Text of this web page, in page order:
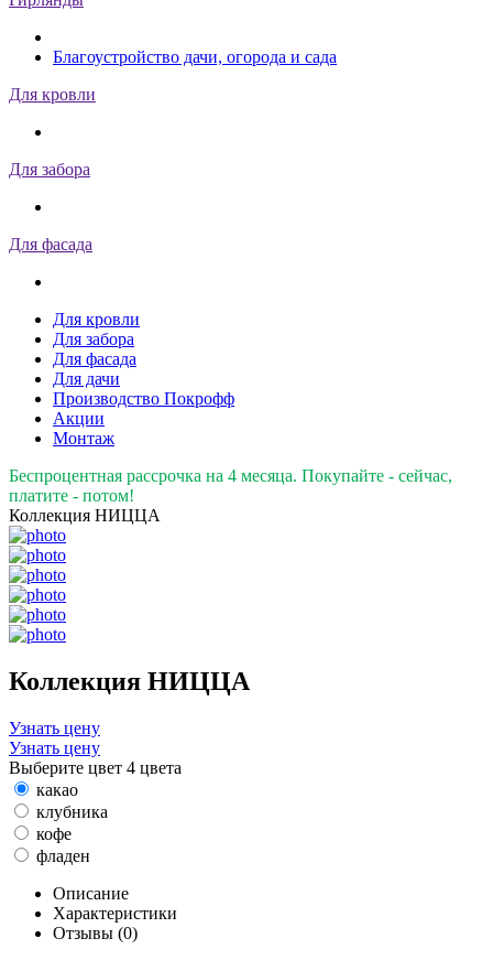
Благоустройство дачи, огорода и сада
Для кровли
Для забора
Для фасада
Для кровли
Для забора
Для фасада
Для дачи
Производство Покрофф
Акции
Монтаж
Беспроцентная рассрочка на 4 месяца. Покупайте - сейчас,
платите - потом!
Коллекция НИЦЦА
Коллекция НИЦЦА
Узнать цену
Узнать цену
Выберите цвет 4 цвета
какао
клубника
кофе
фладен
Описание
Характеристики
Отзывы (0)